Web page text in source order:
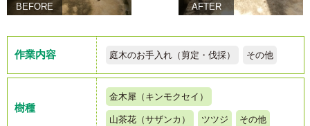
BEFORE AFTER
作業内容 庭木のお手入れ（剪定・伐採） その他
樹種
金木犀（キンモクセイ）
山茶花（サザンカ） ツツジ その他